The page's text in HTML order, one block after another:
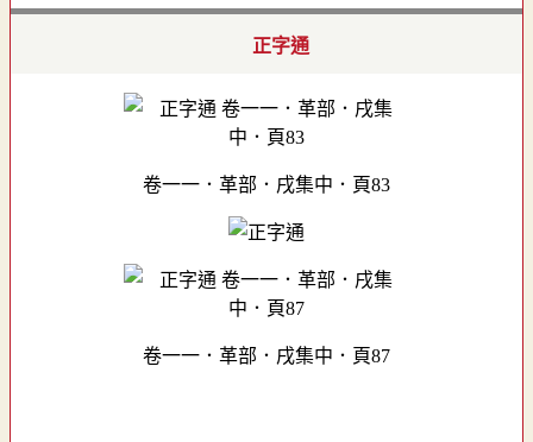
正字通
卷一一．革部．戌集中．頁83
卷一一．革部．戌集中．頁87